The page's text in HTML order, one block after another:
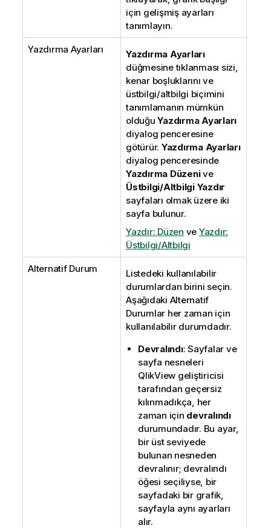
için gelişmiş ayarları
tanımlayın.
Yazdırma Ayarları
Yazdırma Ayarları
düğmesine tıklanması sizi,
kenar boşluklarını ve
üstbilgi/altbilgi biçimini
tanımlamanın mümkün
olduğuYazdırma Ayarları
diyalog penceresine
götürür. Yazdırma Ayarları
diyalog penceresinde
Yazdırma Düzenive
Üstbilgi/Altbilgi Yazdır
sayfaları olmak üzere iki
sayfa bulunur.
Yazdır: Düzen ve Yazdır:
Üstbilgi/Altbilgi
Alternatif Durum
Listedeki kullanılabilir
durumlardan birini seçin.
Aşağıdaki Alternatif
Durumlar her zaman için
kullanılabilir durumdadır.
Devralındı: Sayfalar ve
sayfa nesneleri
QlikView geliştiricisi
tarafından geçersiz
kılınmadıkça, her
zaman için devralındı
durumundadır. Bu ayar,
bir üst seviyede
bulunan nesneden
devralınır; devralındı
öğesi seçiliyse, bir
sayfadaki bir grafik,
sayfayla aynı ayarları
alır.